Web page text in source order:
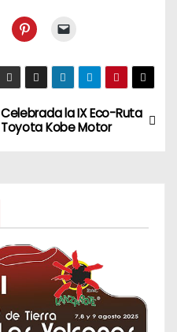
Celebrada la IX Eco-Ruta
Toyota Kobe Motor